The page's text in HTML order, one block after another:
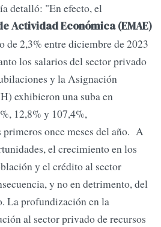
detalló: "En efecto, el
Actividad Económica (EMAE)
de 2,3% entre diciembre de 2023
los salarios del sector privado
y la Asignación
exhibieron una suba en
12,8% y 107,4%,
primeros once meses del año. A
el crecimiento en los
y el crédito al sector
y no en detrimento, del
La profundización en la
al sector privado de recursos